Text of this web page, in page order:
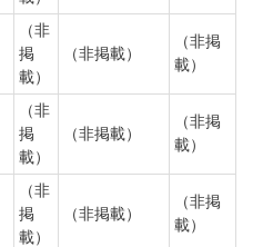
（非
掲
載）
（非掲載）
（非掲
載）
（非
掲
載）
（非掲載）
（非掲
載）
（非
掲
載）
（非掲載）
（非掲
載）